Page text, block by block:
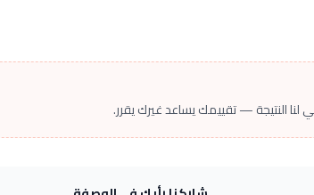
النتيجة — تقييمك يساعد غيرك يقرر.